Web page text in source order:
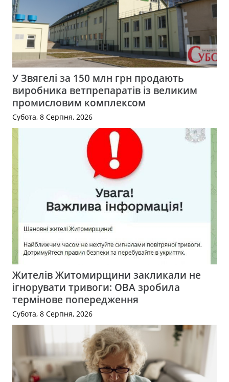
У Звягелі за 150 млн грн продають
виробника ветпрепаратів із великим
промисловим комплексом
Субота, 8 Серпня, 2026
Жителів Житомирщини закликали не
ігнорувати тривоги: ОВА зробила
термінове попередження
Субота, 8 Серпня, 2026